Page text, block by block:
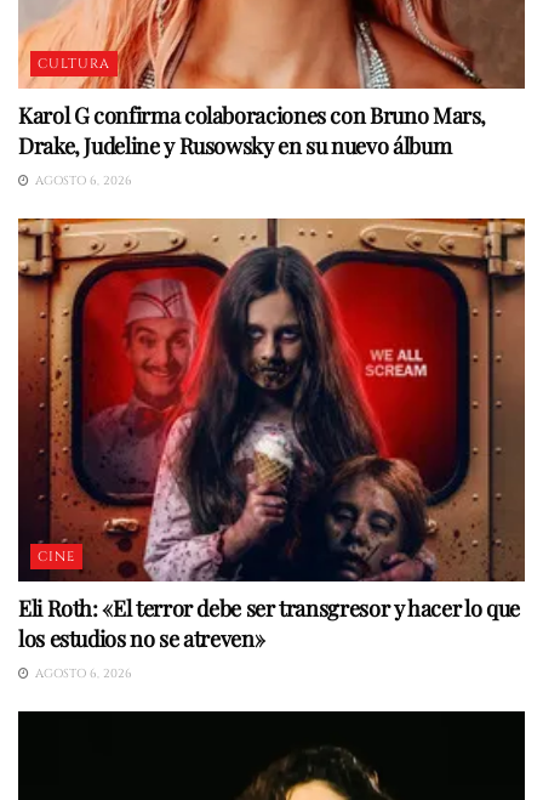
CULTURA
Karol G confirma colaboraciones con Bruno Mars,
Drake, Judeline y Rusowsky en su nuevo álbum
AGOSTO 6, 2026
CINE
Eli Roth: «El terror debe ser transgresor y hacer lo que
los estudios no se atreven»
AGOSTO 6, 2026